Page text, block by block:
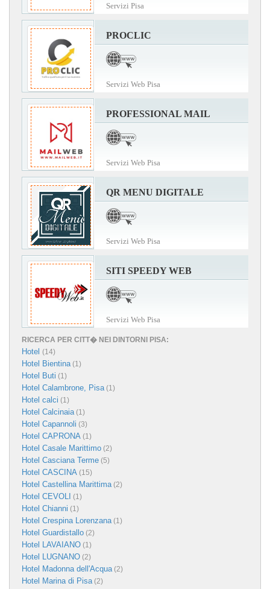
Servizi Pisa
PROCLIC
Servizi Web Pisa
PROFESSIONAL MAIL
Servizi Web Pisa
QR MENU DIGITALE
Servizi Web Pisa
SITI SPEEDY WEB
Servizi Web Pisa
RICERCA PER CITT� NEI DINTORNI PISA:
Hotel (14)
Hotel Bientina(1)
Hotel Buti (1)
Hotel Calambrone, Pisa(1)
Hotel calci (1)
Hotel Calcinaia(1)
Hotel Capannoli (3)
Hotel CAPRONA (1)
Hotel Casale Marittimo (2)
Hotel Casciana Terme (5)
Hotel CASCINA (15)
Hotel Castellina Marittima(2)
Hotel CEVOLI (1)
Hotel Chianni (1)
Hotel Crespina Lorenzana(1)
Hotel Guardistallo (2)
Hotel LAVAIANO (1)
Hotel LUGNANO (2)
Hotel Madonna dell'Acqua(2)
Hotel Marina di Pisa(2)